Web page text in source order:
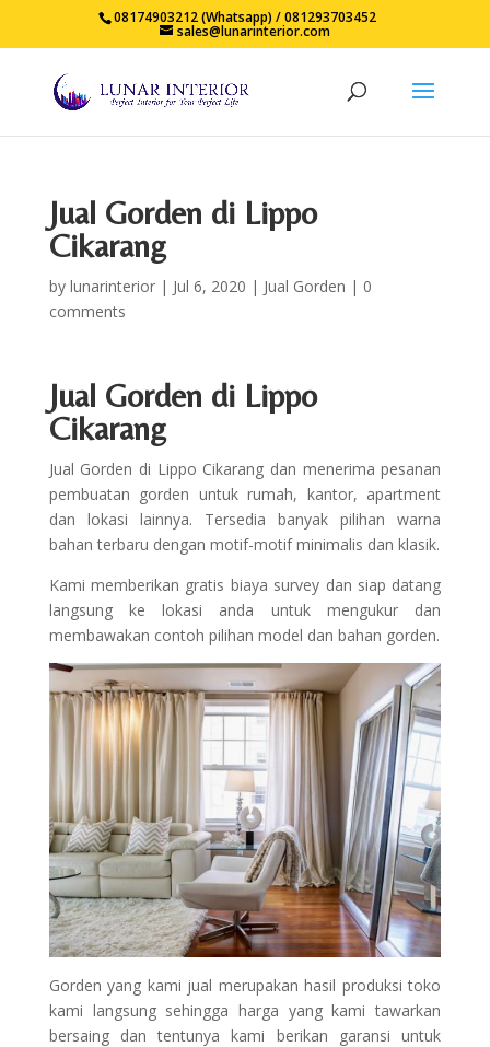
08174903212 (Whatsapp) / 081293703452
sales@lunarinterior.com
Jual Gorden di Lippo
Cikarang
by lunarinterior| Jul 6, 2020 | Jual Gorden | 0
comments
Jual Gorden di Lippo
Cikarang
Jual Gorden di Lippo Cikarang dan menerima pesanan
pembuatan gorden untuk rumah, kantor, apartment
dan lokasi lainnya. Tersedia banyak pilihan warna
bahan terbaru dengan motif-motif minimalis dan klasik.
Kami memberikan gratis biaya survey dan siap datang
langsung ke lokasi anda untuk mengukur dan
membawakan contoh pilihan model dan bahan gorden.
Gorden yang kami jual merupakan hasil produksi toko
kami langsung sehingga harga yang kami tawarkan
bersaing dan tentunya kami berikan garansi untuk